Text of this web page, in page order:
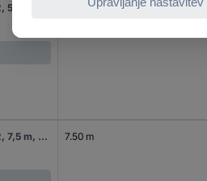
5.00 m
Mikrofonski kabel CordialR CMK222, 2 x 0,22 mm2, 7,5 m, črn,ženski XLR-konektor/moški XL CPM 7,5 FM 7.50 m